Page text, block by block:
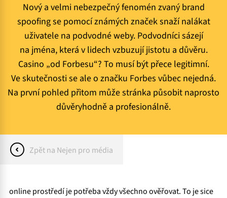
Nový a velmi nebezpečný fenomén zvaný brand
spoofing se pomocí známých značek snaží nalákat
uživatele na podvodné weby. Podvodníci sázejí
na jména, která v lidech vzbuzují jistotu a důvěru.
Casino „od Forbesu“? To musí být přece legitimní.
Ve skutečnosti se ale o značku Forbes vůbec nejedná.
Na první pohled přitom může stránka působit naprosto
důvěryhodně a profesionálně.
Zpět na Nejen pro média
online prostředí je potřeba vždy všechno ověřovat. To je sice